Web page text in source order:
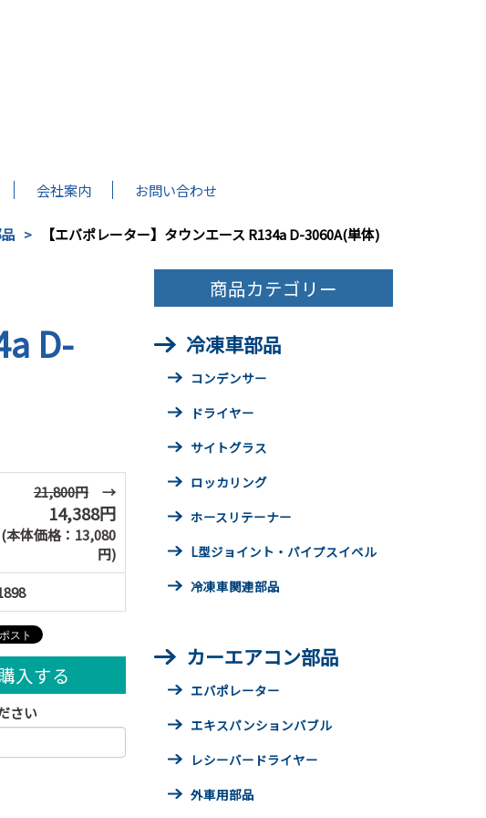
会社案内 お問い合わせ
【エバポレーター】タウンエース R134a D-3060A(単体)
D-
21,800円→
14,388円
(本体価格：13,080
円)
入する
さい
商品カテゴリー
冷凍車部品
コンデンサー
ドライヤー
サイトグラス
ロッカリング
ホースリテーナー
L型ジョイント・パイプスイベル
冷凍車関連部品
カーエアコン部品
エバポレーター
エキスパンションバブル
レシーバードライヤー
外車用部品